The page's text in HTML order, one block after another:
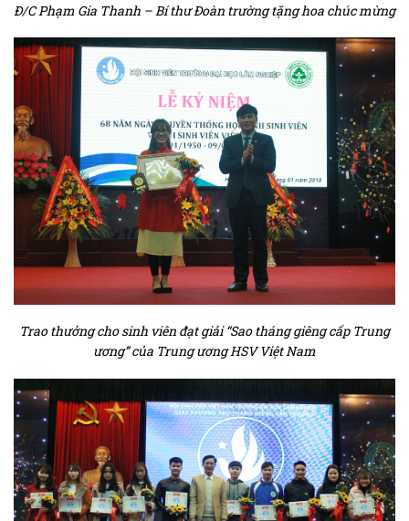
Đ/C Phạm Gia Thanh – Bí thư Đoàn trường tặng hoa chúc mừng
Trao thưởng cho sinh viên đạt giải “Sao tháng giêng cấp Trung
ương” của Trung ương HSV Việt Nam